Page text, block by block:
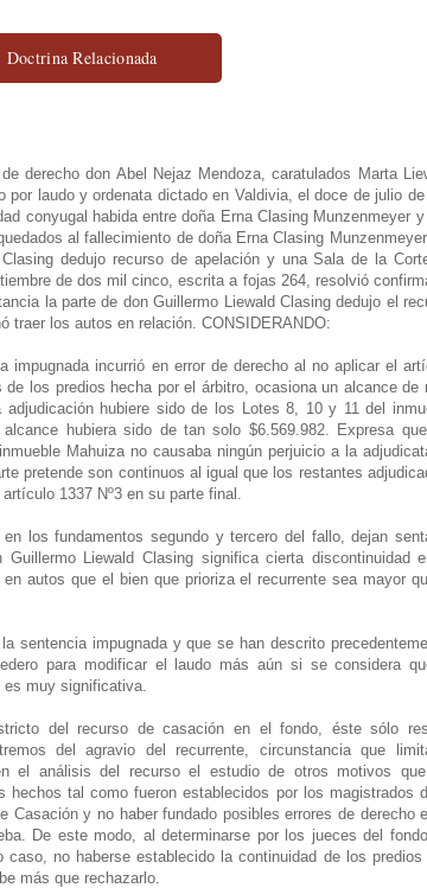
Doctrina Relacionada
derecho don Abel Nejaz Mendoza, caratulados Marta
laudo y ordenata dictado en Valdivia, el doce de julio de
conyugal habida entre doña Erna Clasing Munzenmeyer
al fallecimiento de doña Erna Clasing
dedujo recurso de apelación y una Sala de la
de dos mil cinco, escrita a fojas 264, resolvió
la parte de don Guillermo Liewald Clasing dedujo el
traer los autos en relación. CONSIDERANDO:
impugnada incurrió en error de derecho al no aplicar el
los predios hecha por el árbitro, ocasiona un alcance de
hubiere sido de los Lotes 8, 10 y 11 del
hubiera sido de tan solo $6.569.982. Expresa
Mahuiza no causaba ningún perjuicio a la
pretende son continuos al igual que los restantes
1337 Nº3 en su parte final.
los fundamentos segundo y tercero del fallo, dejan
Liewald Clasing significa cierta discontinuidad
autos que el bien que prioriza el recurrente sea mayor
sentencia impugnada y que se han descrito
para modificar el laudo más aún si se considera
muy significativa.
del recurso de casación en el fondo, éste sólo
del agravio del recurrente, circunstancia que
el análisis del recurso el estudio de otros motivos
tal como fueron establecidos por los magistrados
y no haber fundado posibles errores de derecho
De este modo, al determinarse por los jueces del
no haberse establecido la continuidad de los
más que rechazarlo.